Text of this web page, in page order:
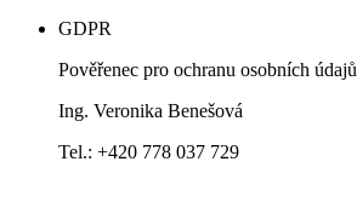
GDPR
Pověřenec pro ochranu osobních údajů
Ing. Veronika Benešová
Tel.: +420 778 037 729